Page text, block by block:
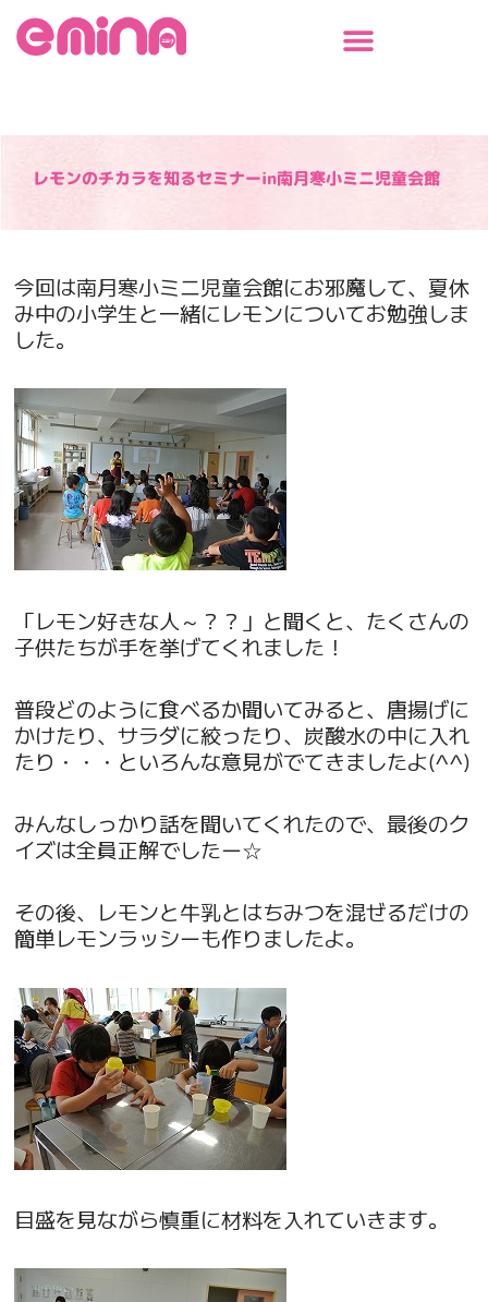
レモンのチカラを知るセミナーin南月寒小ミニ児童会館
今回は南月寒小ミニ児童会館にお邪魔して、夏休
み中の小学生と一緒にレモンについてお勉強しま
した。
「レモン好きな人～？？」と聞くと、たくさんの
子供たちが手を挙げてくれました！
普段どのように食べるか聞いてみると、唐揚げに
かけたり、サラダに絞ったり、炭酸水の中に入れ
たり・・・といろんな意見がでてきましたよ(^^)
みんなしっかり話を聞いてくれたので、最後のク
イズは全員正解でしたー☆
その後、レモンと牛乳とはちみつを混ぜるだけの
簡単レモンラッシーも作りましたよ。
目盛を見ながら慎重に材料を入れていきます。